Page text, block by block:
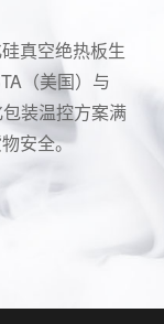
真空绝热板生
（美国）与
装温控方案满
安全。